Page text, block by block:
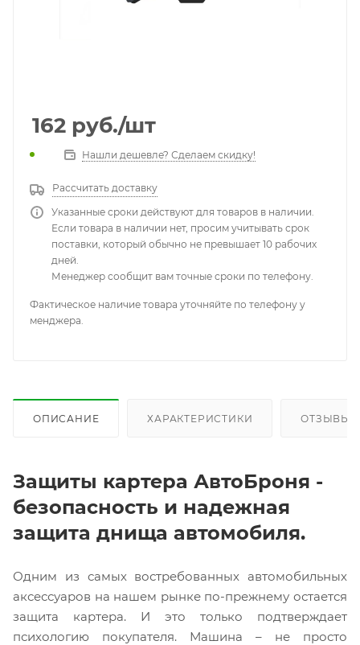
162 руб./шт
Нашли дешевле? Сделаем скидку!
Рассчитать доставку
Указанные сроки действуют для товаров в наличии.
Если товара в наличии нет, просим учитывать срок
поставки, который обычно не превышает 10 рабочих
дней.
Менеджер сообщит вам точные сроки по телефону.
Фактическое наличие товара уточняйте по телефону у
менджера.
ОПИСАНИЕ ХАРАКТЕРИСТИКИ ОТЗЫВЫ
Защиты картера АвтоБроня -
безопасность и надежная
защита днища автомобиля.
Одним из самых востребованных автомобильных
аксессуаров на нашем рынке по-прежнему остается
защита картера. И это только подтверждает
психологию покупателя. Машина – не просто